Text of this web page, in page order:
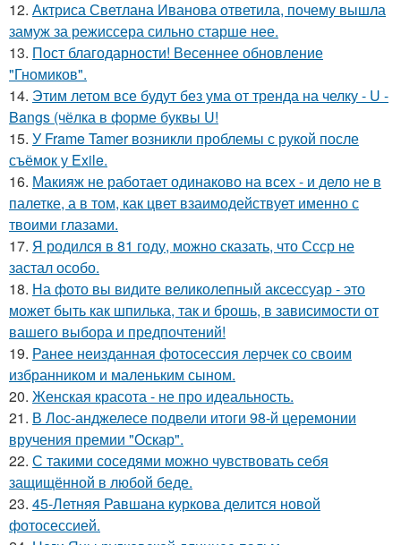
12. Актриса Светлана Иванова ответила, почему вышла
замуж за режиссера сильно старше нее.
13. Пост благодарности! Весеннее обновление
"Гномиков".
14. Этим летом все будут без ума от тренда на челку - U -
Bangs (чёлка в форме буквы U!
15. У Frame Tamer возникли проблемы с рукой после
съёмок у Exile.
16. Макияж не работает одинаково на всех - и дело не в
палетке, а в том, как цвет взаимодействует именно с
твоими глазами.
17. Я родился в 81 году, можно сказать, что Ссср не
застал особо.
18. На фото вы видите великолепный аксессуар - это
может быть как шпилька, так и брошь, в зависимости от
вашего выбора и предпочтений!
19. Ранее неизданная фотосессия лерчек со своим
избранником и маленьким сыном.
20. Женская красота - не про идеальность.
21. В Лос-анджелесе подвели итоги 98-й церемонии
вручения премии "Оскар".
22. С такими соседями можно чувствовать себя
защищённой в любой беде.
23. 45-Летняя Равшана куркова делится новой
фотосессией.